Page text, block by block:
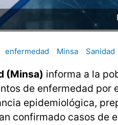
enfermedad Minsa Sanidad
(Minsa) informa a la
de enfermedad por
epidemiológica,
confirmado casos de